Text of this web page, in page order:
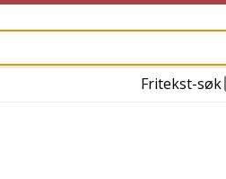
Fritekst-søk